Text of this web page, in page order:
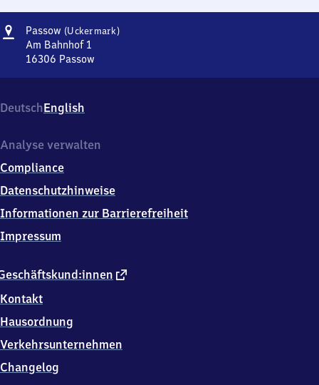
Adresse
Passow (Uckermark)Passow
Am Bahnhof 1
16306 Passow
Am
Bahnhof
1
3
0
Passow
DeutschEnglish
externer
Kontakt
Hausordnung
Verkehrsunternehmen
Changelog
Analyse verwalten
Compliance
Datenschutzhinweise
Informationen zur Barrierefreiheit
Impressum